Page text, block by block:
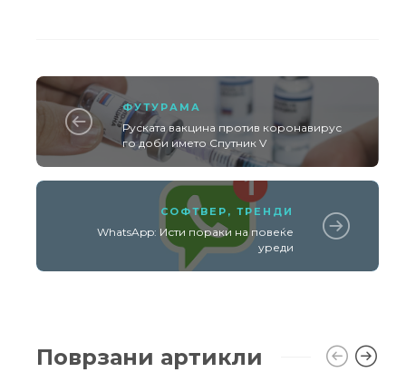
ФУТУРАМА
Руската вакцина против коронавирус
го доби името Спутник V
СОФТВЕР , ТРЕНДИ
WhatsApp: Исти пораки на повеќе
уреди
Поврзани артикли